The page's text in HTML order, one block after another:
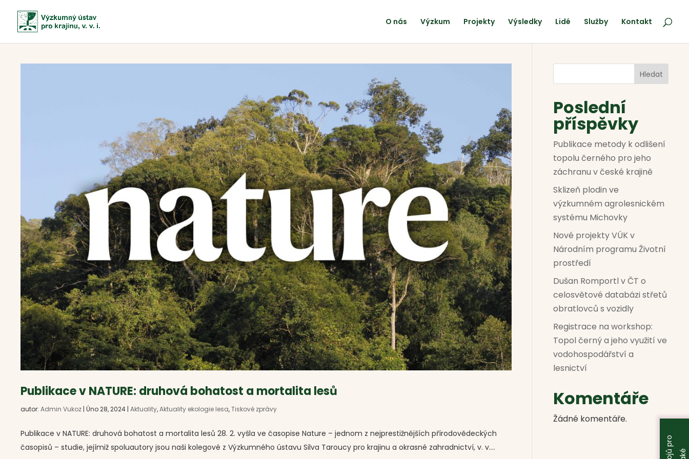
O nás Výzkum Projekty Výsledky Lidé Služby Kontakt
Publikace v NATURE: druhová bohatost a mortalita lesů
autor:Admin Vukoz |Úno 28, 2024 |Aktuality,Aktuality ekologie lesa,Tiskové zprávy
Publikace v NATURE: druhová bohatost a mortalita lesů 28. 2. vyšla ve časopise Nature – jednom z nejprestižnějších přírodovědeckých
časopisů – studie, jejímiž spoluautory jsou naši kolegové z Výzkumného ústavu Silva Taroucy pro krajinu a okrasné zahradnictví, v. v....
Hledat
Poslední
příspěvky
Publikace metody k odlišení
topolu černého pro jeho
záchranu v české krajině
Sklizeň plodin ve
výzkumném agrolesnickém
systému Michovky
Nové projekty VÚK v
Národním programu Životní
prostředí
Dušan Romportl v ČT o
celosvětové databázi střetů
obratlovců s vozidly
Registrace na workshop:
Topol černý a jeho využití ve
vodohospodářství a
lesnictví
Komentáře
Žádné komentáře.